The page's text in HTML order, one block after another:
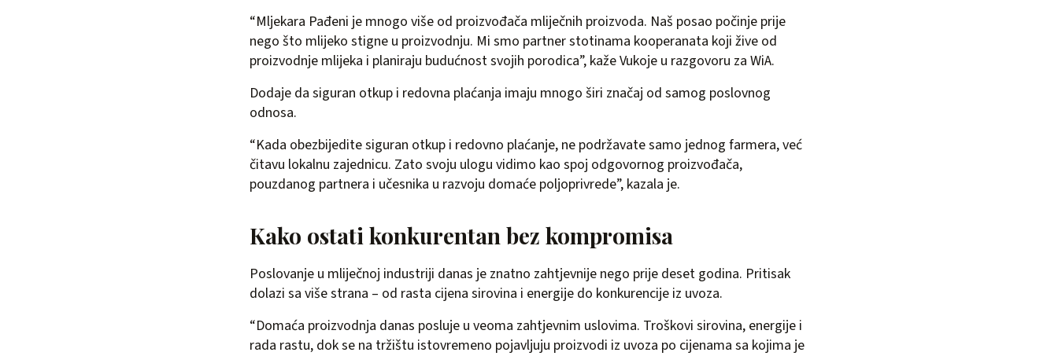
“Mljekara Pađeni je mnogo više od proizvođača mliječnih proizvoda. Naš posao počinje prije
nego što mlijeko stigne u proizvodnju. Mi smo partner stotinama kooperanata koji žive od
proizvodnje mlijeka i planiraju budućnost svojih porodica”, kaže Vukoje u razgovoru za WiA.
Dodaje da siguran otkup i redovna plaćanja imaju mnogo širi značaj od samog poslovnog
odnosa.
“Kada obezbijedite siguran otkup i redovno plaćanje, ne podržavate samo jednog farmera, već
čitavu lokalnu zajednicu. Zato svoju ulogu vidimo kao spoj odgovornog proizvođača,
pouzdanog partnera i učesnika u razvoju domaće poljoprivrede”, kazala je.
Kako ostati konkurentan bez kompromisa
Poslovanje u mliječnoj industriji danas je znatno zahtjevnije nego prije deset godina. Pritisak
dolazi sa više strana – od rasta cijena sirovina i energije do konkurencije iz uvoza.
“Domaća proizvodnja danas posluje u veoma zahtjevnim uslovima. Troškovi sirovina, energije i
rada rastu, dok se na tržištu istovremeno pojavljuju proizvodi iz uvoza po cijenama sa kojima je